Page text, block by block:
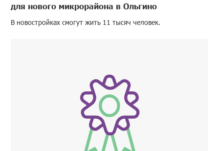
для нового микрорайона в Ольгино
В новостройках смогут жить 11 тысяч человек.